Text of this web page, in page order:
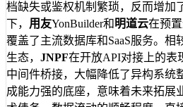
档缺失或鉴权机制繁琐，反而增加
下， 用友YonBuilder和明道云在预
覆盖了主流数据库和SaaS服务。相
生态， JNPF在开放API对接上的表
中间件桥接，大幅降低了异构系统
成能力强的底座，意味着未来拓展